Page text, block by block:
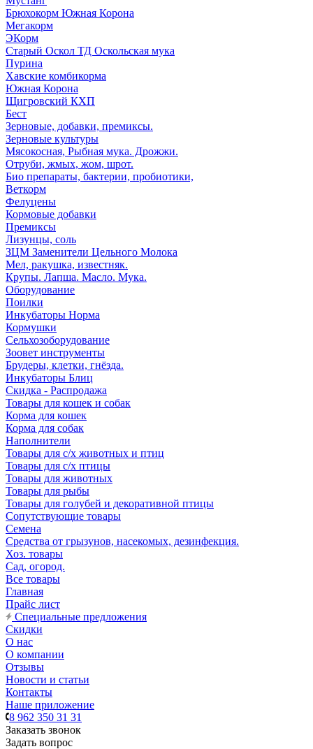
Брюхокорм Южная Корона
Мегакорм
ЭКорм
Старый Оскол ТД Оскольская мука
Пурина
Хавские комбикорма
Южная Корона
Щигровский КХП
Бест
Зерновые, добавки, премиксы.
Зерновые культуры
Мясокосная, Рыбная мука. Дрожжи.
Отруби, жмых, жом, шрот.
Био препараты, бактерии, пробиотики,
Веткорм
Фелуцены
Кормовые добавки
Премиксы
Лизунцы, соль
ЗЦМ Заменители Цельного Молока
Мел, ракушка, известняк.
Крупы. Лапша. Масло. Мука.
Оборудование
Поилки
Инкубаторы Норма
Кормушки
Сельхозоборудование
Зоовет инструменты
Брудеры, клетки, гнёзда.
Инкубаторы Блиц
Скидка - Распродажа
Товары для кошек и собак
Корма для кошек
Корма для собак
Наполнители
Товары для с/х животных и птиц
Товары для с/х птицы
Товары для животных
Товары для рыбы
Товары для голубей и декоративной птицы
Сопутствующие товары
Семена
Средства от грызунов, насекомых, дезинфекция.
Хоз. товары
Сад, огород.
Все товары
Главная
Прайс лист
Специальные предложения
Скидки
О нас
О компании
Отзывы
Новости и статьи
Контакты
Наше приложение
8 962 350 31 31
Заказать звонок
Задать вопрос